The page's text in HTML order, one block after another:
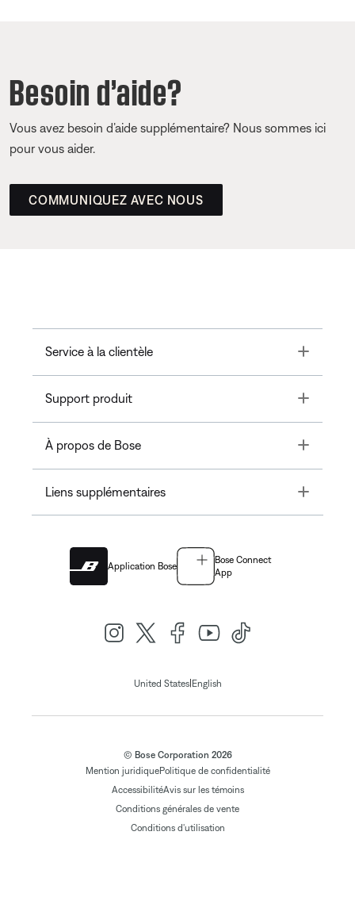
Besoin d’aide?
Vous avez besoin d’aide supplémentaire? Nous sommes ici
pour vous aider.
COMMUNIQUEZ AVEC NOUS
Service à la clientèle Toggle
Support produit Toggle
À propos de Bose Toggle
Liens supplémentaires Toggle
Application Bose
Bose Connect
App
United States|English
© Bose Corporation 2026
Mention juridiquePolitique de confidentialité
AccessibilitéAvis sur les témoins
Conditions générales de vente
Conditions d'utilisation